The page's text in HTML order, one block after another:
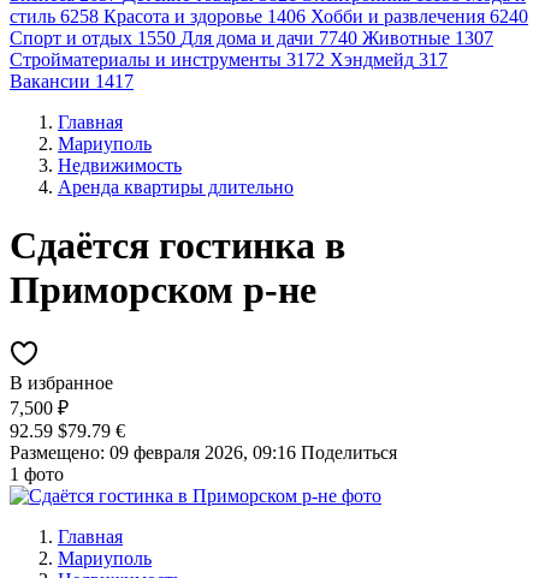
стиль 6258 Красота и здоровье 1406 Хобби и развлечения 6240
Спорт и отдых 1550 Для дома и дачи 7740 Животные 1307
Стройматериалы и инструменты 3172 Хэндмейд 317
Вакансии 1417
Главная
Мариуполь
Недвижимость
Аренда квартиры длительно
Сдаётся гостинка в
Приморском р-не
В избранное
7,500 ₽
92.59 $79.79 €
Размещено: 09 февраля 2026, 09:16 Поделиться
1 фото
Главная
Мариуполь